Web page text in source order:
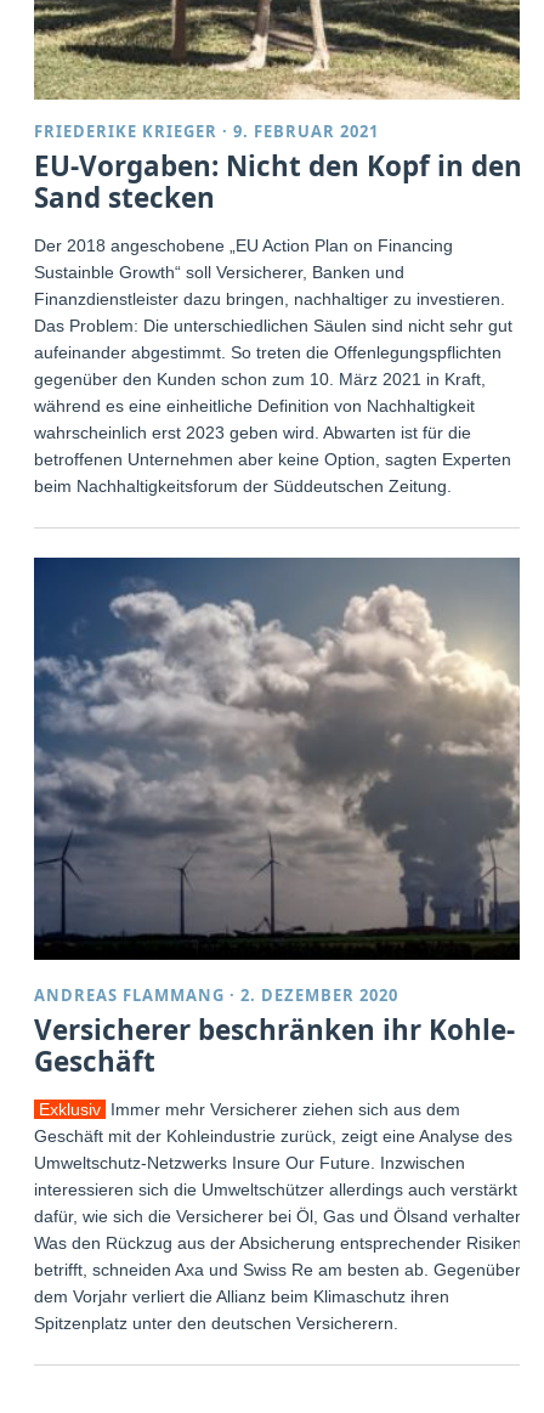
FRIEDERIKE KRIEGER ·9. FEBRUAR 2021
EU-Vorgaben: Nicht den Kopf in den
Sand stecken
Der 2018 angeschobene „EU Action Plan on Financing
Sustainble Growth“ soll Versicherer, Banken und
Finanzdienstleister dazu bringen, nachhaltiger zu investieren.
Das Problem: Die unterschiedlichen Säulen sind nicht sehr gut
aufeinander abgestimmt. So treten die Offenlegungspflichten
gegenüber den Kunden schon zum 10. März 2021 in Kraft,
während es eine einheitliche Definition von Nachhaltigkeit
wahrscheinlich erst 2023 geben wird. Abwarten ist für die
betroffenen Unternehmen aber keine Option, sagten Experten
beim Nachhaltigkeitsforum der Süddeutschen Zeitung.
ANDREAS FLAMMANG ·2. DEZEMBER 2020
Versicherer beschränken ihr Kohle-
Geschäft
Exklusiv Immer mehr Versicherer ziehen sich aus dem
Geschäft mit der Kohleindustrie zurück, zeigt eine Analyse des
Umweltschutz-Netzwerks Insure Our Future. Inzwischen
interessieren sich die Umweltschützer allerdings auch verstärkt
dafür, wie sich die Versicherer bei Öl, Gas und Ölsand verhalten.
Was den Rückzug aus der Absicherung entsprechender Risiken
betrifft, schneiden Axa und Swiss Re am besten ab. Gegenüber
dem Vorjahr verliert die Allianz beim Klimaschutz ihren
Spitzenplatz unter den deutschen Versicherern.